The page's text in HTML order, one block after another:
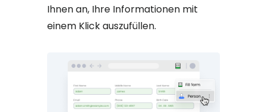
Ihnen an, Ihre Informationen mit
einem Klick auszufüllen.